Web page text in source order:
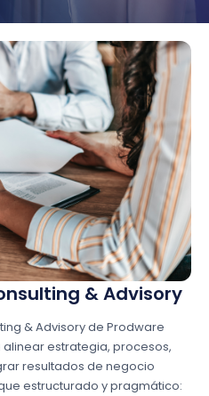
& Advisory
& Advisory de Prodware
estrategia, procesos,
resultados de negocio
estructurado y pragmático: